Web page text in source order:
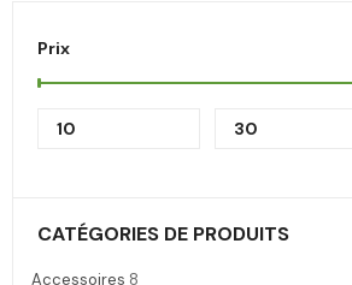
Prix
CATÉGORIES DE PRODUITS
Accessoires 8